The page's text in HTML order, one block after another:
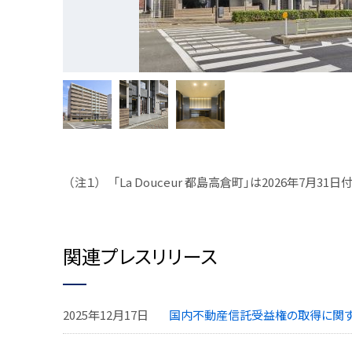
（注１） 「La Douceur 都島高倉町」は2026年7月31日
関連プレスリリース
2025年12月17日 国内不動産信託受益権の取得に関